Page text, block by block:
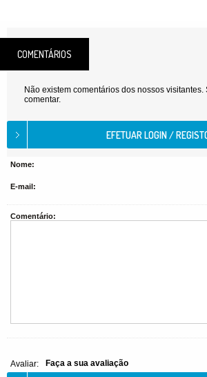
COMENTÁRIOS
Não existem comentários dos nossos
comentar.
Nome:
E-mail:
Comentário:
Avaliar: Faça a sua avaliação